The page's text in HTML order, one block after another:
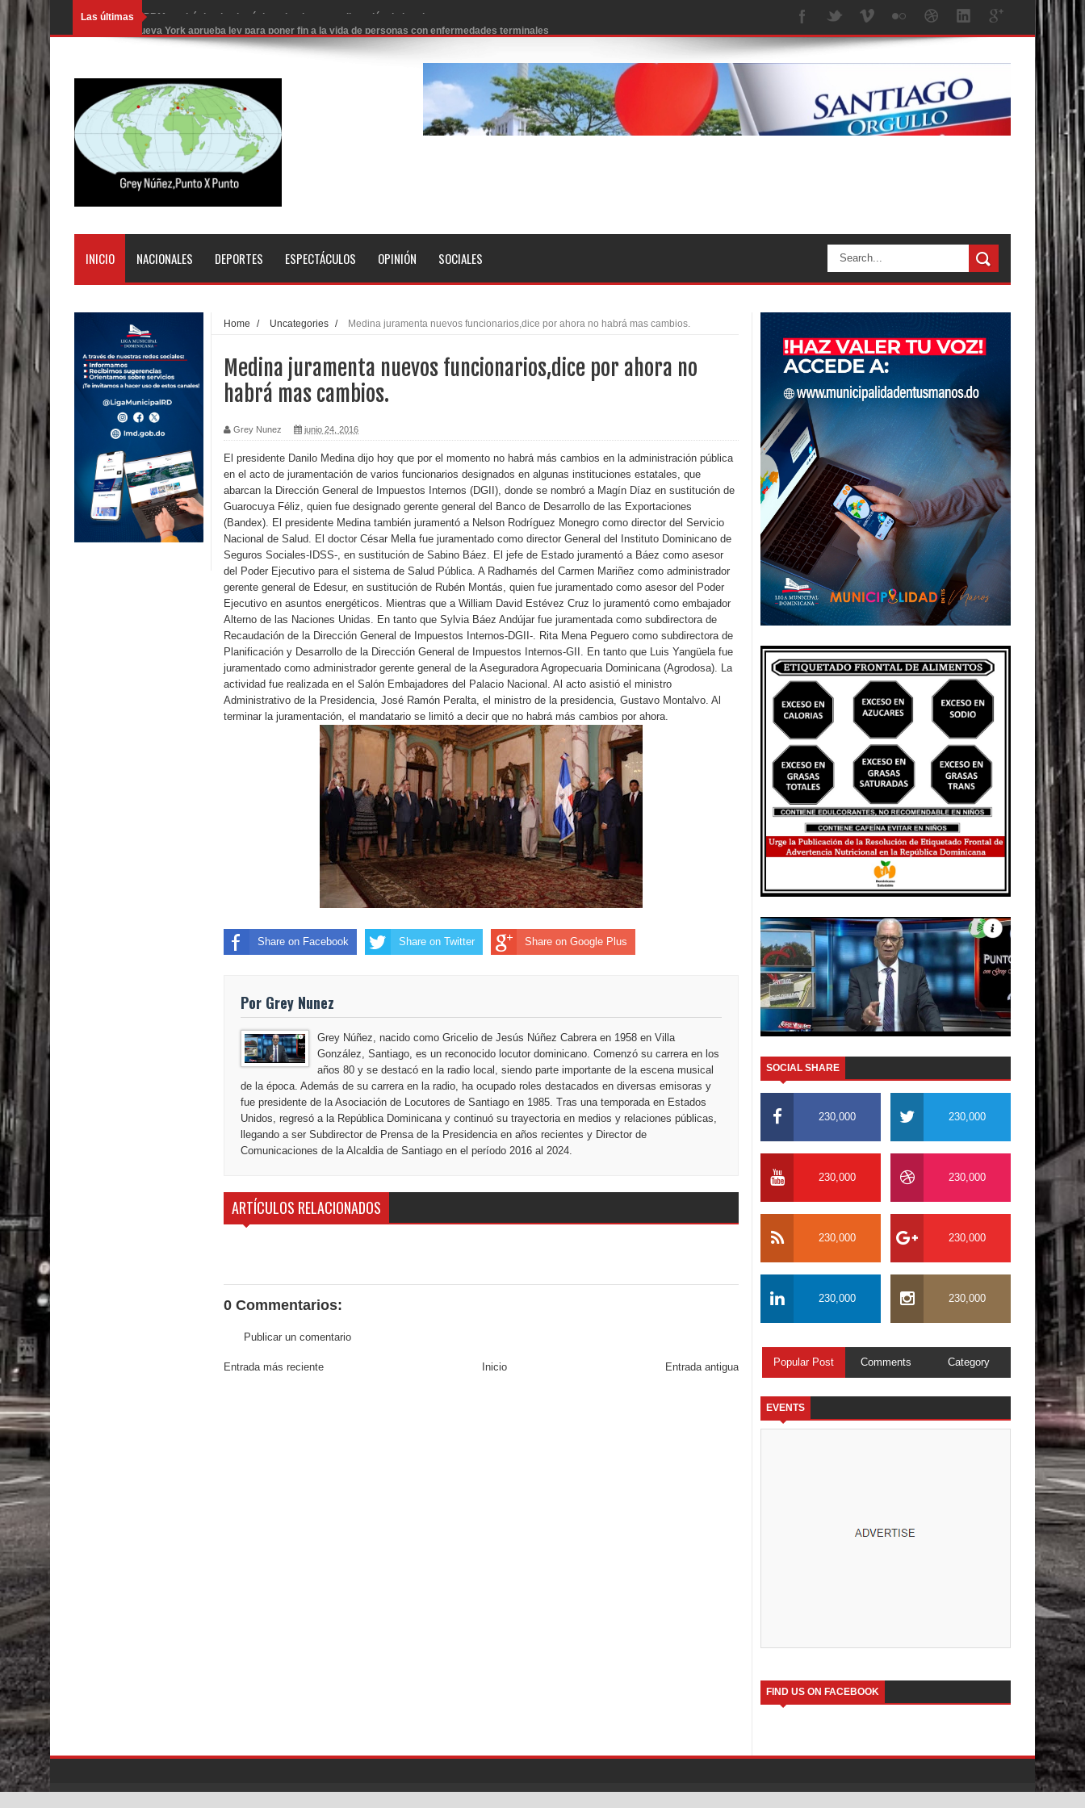
Las últimasNueva York aprueba ley para poner fin a la vida de personas con enfermedades terminales
Juan Luis Guerra cerrará los Juegos Centroamericanos SD 2026
En Santiago precio del botellón de agua sube a 90 pesos
Entre 20 y 40 inmigrantes al día son detenidos en los aeropuertos de EE.UU., según NBC
Belkis Concepción será intervenida por un delicado problema cardíaco
Abel Martínez llama a los dominicanos a unirse para sacar al PRM del Gobierno
PRM votará “por aclamación” a sus nuevas autoridades
El expresidente peruano Ollanta Humala queda en libertad tras la anulación de condena de 15 años por lavado
DIGEIG y Liga Municipal Dominicana impulsan nuevas metas de transparencia a través SISMAP municipal
La Fiscalía de Bolivia ordena la detención del expresidente Evo Morales
Calor extremo para este jueves en gran parte del territorio nacional
Miles de marroquíes cruzan la frontera en masa para entrar a España
TC declara inconstitucional decreto sobre horarios de venta de alcohol vigente desde 2006 y exige ley del
Congreso
Presidente LMD Víctor D´Aza supervisa obra relleno sanitario y se reúne con alcalde San Cristóbal
Un lunes trágico deja seis jóvenes muertos
Heridos y edificios colapsados tras terremoto de magnitud 7,1 en Japón
Poder Ejecutivo promulga modificaciones al nuevo Código Penal
Diputado Félix Michell Rodríguez reveló que con Presupuesto Complementario gobierno endeuda país con
3,500 millones de dólares
El PRM tendrá desde el próximo domingo una dirección de hombres
INICIO NACIONALES DEPORTES ESPECTÁCULOS OPINIÓN SOCIALES
Home / Uncategories / Medina juramenta nuevos funcionarios,dice por ahora no habrá mas cambios.
Medina juramenta nuevos funcionarios,dice por ahora no
habrá mas cambios.
Grey Nunez junio 24, 2016
El presidente Danilo Medina dijo hoy que por el momento no habrá más cambios en la administración pública
en el acto de juramentación de varios funcionarios designados en algunas instituciones estatales, que
abarcan la Dirección General de Impuestos Internos (DGII), donde se nombró a Magín Díaz en sustitución de
Guarocuya Féliz, quien fue designado gerente general del Banco de Desarrollo de las Exportaciones
(Bandex). El presidente Medina también juramentó a Nelson Rodríguez Monegro como director del Servicio
Nacional de Salud. El doctor César Mella fue juramentado como director General del Instituto Dominicano de
Seguros Sociales-IDSS-, en sustitución de Sabino Báez. El jefe de Estado juramentó a Báez como asesor
del Poder Ejecutivo para el sistema de Salud Pública. A Radhamés del Carmen Mariñez como administrador
gerente general de Edesur, en sustitución de Rubén Montás, quien fue juramentado como asesor del Poder
Ejecutivo en asuntos energéticos. Mientras que a William David Estévez Cruz lo juramentó como embajador
Alterno de las Naciones Unidas. En tanto que Sylvia Báez Andújar fue juramentada como subdirectora de
Recaudación de la Dirección General de Impuestos Internos-DGII-. Rita Mena Peguero como subdirectora de
Planificación y Desarrollo de la Dirección General de Impuestos Internos-GII. En tanto que Luis Yangüela fue
juramentado como administrador gerente general de la Aseguradora Agropecuaria Dominicana (Agrodosa). La
actividad fue realizada en el Salón Embajadores del Palacio Nacional. Al acto asistió el ministro
Administrativo de la Presidencia, José Ramón Peralta, el ministro de la presidencia, Gustavo Montalvo. Al
terminar la juramentación, el mandatario se limitó a decir que no habrá más cambios por ahora.
Share on Facebook Share on Twitter Share on Google Plus
Por Grey Nunez
Grey Núñez, nacido como Gricelio de Jesús Núñez Cabrera en 1958 en Villa
González, Santiago, es un reconocido locutor dominicano. Comenzó su carrera en los
años 80 y se destacó en la radio local, siendo parte importante de la escena musical
de la época. Además de su carrera en la radio, ha ocupado roles destacados en diversas emisoras y
fue presidente de la Asociación de Locutores de Santiago en 1985. Tras una temporada en Estados
Unidos, regresó a la República Dominicana y continuó su trayectoria en medios y relaciones públicas,
llegando a ser Subdirector de Prensa de la Presidencia en años recientes y Director de
Comunicaciones de la Alcaldia de Santiago en el período 2016 al 2024.
ARTÍCULOS RELACIONADOS
0 Commentarios:
Publicar un comentario
Entrada más reciente Entrada antigua
Inicio
SOCIAL SHARE
230,000 230,000
230,000 230,000
230,000 230,000
230,000 230,000
Popular Post Comments Category
EVENTS
FIND US ON FACEBOOK